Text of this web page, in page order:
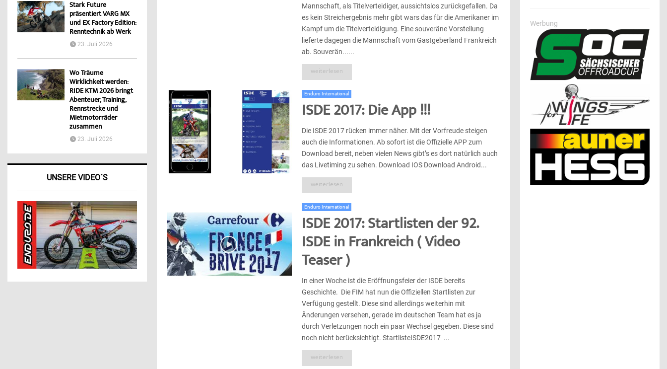
Mannschaft, als Titelverteidiger, aussichtslos zurückgefallen. Da
es kein Streichergebnis mehr gibt wars das für die Amerikaner im
Kampf um die Titelverteidigung. Eine souveräne Vorstellung
lieferte dagegen die Mannschaft vom Gastgeberland Frankreich
ab. Souverän......
weiterlesen
Enduro International
ISDE 2017: Die App !!!
Die ISDE 2017 rücken immer näher. Mit der Vorfreude steigen
auch die Informationen. Ab sofort ist die Offizielle APP zum
Download bereit, neben vielen News gibt’s es dort natürlich auch
das Livetiming zu sehen. Download IOS Download Android...
weiterlesen
Enduro International
ISDE 2017: Startlisten der 92.
ISDE in Frankreich ( Video
Teaser )
In einer Woche ist die Eröffnungsfeier der ISDE bereits
Geschichte. Die FIM hat nun die Offiziellen Startlisten zur
Verfügung gestellt. Diese sind allerdings weiterhin mit
Änderungen versehen, gerade im deutschen Team hat es ja
durch Verletzungen noch ein paar Wechsel gegeben. Diese sind
noch nicht berücksichtigt. StartlisteISDE2017 ...
weiterlesen
Stark Future
präsentiert VARG MX
und EX Factory Edition:
Renntechnik ab Werk
23. Juli 2026
Wo Träume
Wirklichkeit werden:
RIDE KTM 2026 bringt
Abenteuer, Training,
Rennstrecke und
Mietmotorräder
zusammen
23. Juli 2026
UNSERE VIDEO´S
Werbung